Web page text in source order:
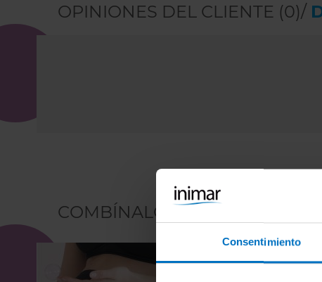
Consentimiento
OPINIONES DEL CLIENTE (0)/
COMBÍNALO CON